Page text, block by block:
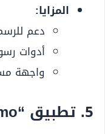
المزايا:
دعم
أدوات
واجهة
5. تطبيق “Mimo” – تعلم البرمجة: